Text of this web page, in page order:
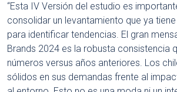
“Esta IV Versión del estudio es
consolidar un levantamiento que ya
para identificar tendencias. El gran
Brands 2024 es la robusta consistencia
números versus años anteriores. Los
sólidos en sus demandas frente al